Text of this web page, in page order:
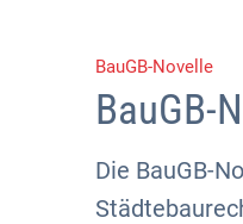
BauGB-Novelle
BauGB-
Die BauGB-